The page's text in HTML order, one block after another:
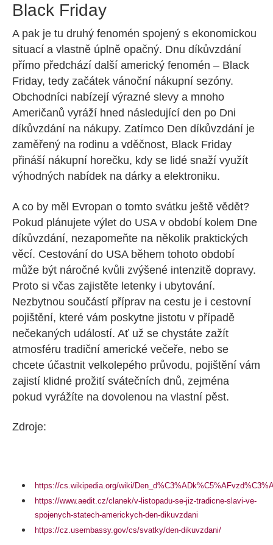
Black Friday
A pak je tu druhý fenomén spojený s ekonomickou
situací a vlastně úplně opačný. Dnu díkůvzdání
přímo předchází další americký fenomén – Black
Friday, tedy začátek vánoční nákupní sezóny.
Obchodníci nabízejí výrazné slevy a mnoho
Američanů vyráží hned následující den po Dni
díkůvzdání na nákupy. Zatímco Den díkůvzdání je
zaměřený na rodinu a vděčnost, Black Friday
přináší nákupní horečku, kdy se lidé snaží využít
výhodných nabídek na dárky a elektroniku.
A co by měl Evropan o tomto svátku ještě vědět?
Pokud plánujete výlet do USA v období kolem Dne
díkůvzdání, nezapomeňte na několik praktických
věcí. Cestování do USA během tohoto období
může být náročné kvůli zvýšené intenzitě dopravy.
Proto si včas zajistěte letenky i ubytování.
Nezbytnou součástí příprav na cestu je i cestovní
pojištění, které vám poskytne jistotu v případě
nečekaných událostí. Ať už se chystáte zažít
atmosféru tradiční americké večeře, nebo se
chcete účastnit velkolepého průvodu, pojištění vám
zajistí klidné prožití svátečních dnů, zejména
pokud vyrážíte na dovolenou na vlastní pěst.
Zdroje:
https://cs.wikipedia.org/wiki/
https://www.aedit.cz/clanek/v-listopadu-se-jiz-tradicne-slavi-ve-
spojenych-statech-americkych-den-dikuvzdani
https://cz.usembassy.gov/cs/svatky/den-dikuvzdani/